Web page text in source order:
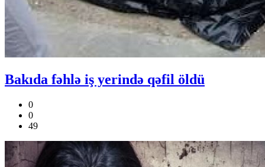
Bakıda fəhlə iş yerində qəfil öldü
0
0
49